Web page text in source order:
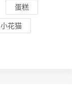
蛋糕
小花猫